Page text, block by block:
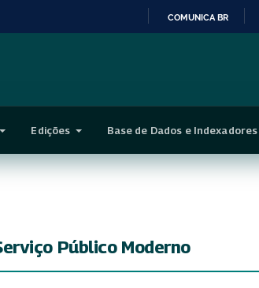
CONTEÚDO
COMUNICA BR
Edições Base de Dados e Indexadores
Público Moderno